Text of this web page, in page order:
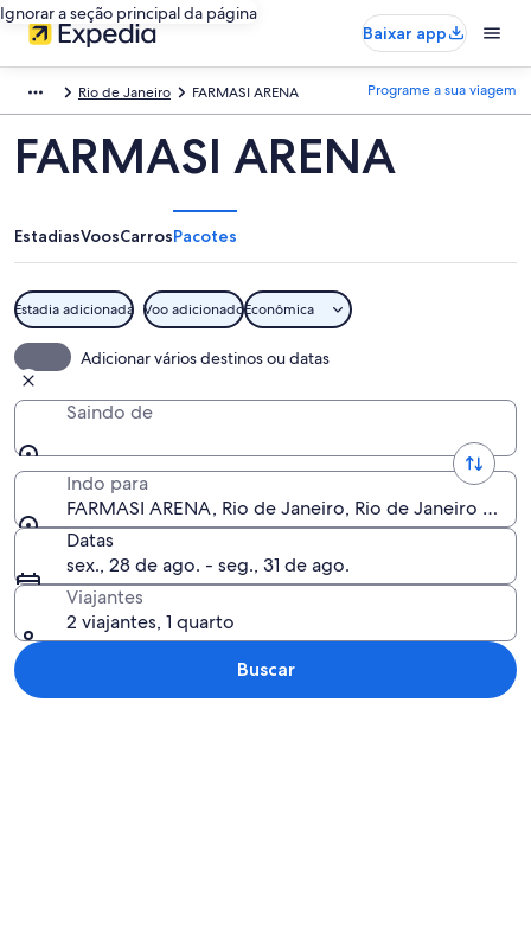
Ignorar a seção principal da página
Baixar app
Rio de Janeiro FARMASI ARENA Programe a sua viagem
FARMASI ARENA
EstadiasVoosCarrosPacotes
Estadia adicionada Voo adicionadoEconômica
Adicionar vários destinos ou datas
Saindo de
Indo para
FARMASI ARENA, Rio de Janeiro, Rio de Janeiro
Datas
sex., 28 de ago. - seg., 31 de ago.
Viajantes
2 viajantes, 1 quarto
Buscar